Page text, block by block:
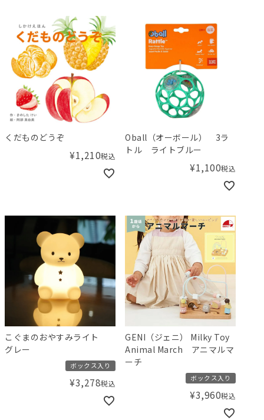
くだものどうぞ
¥1,210税込
Oball（オーボール） 3ラ
トル ライトブルー
¥1,100税込
こぐまのおやすみライト
グレー
ボックス入り
¥3,278税込
GENI（ジェニ） Milky Toy
Animal March アニマルマ
ーチ
ボックス入り
¥3,960税込